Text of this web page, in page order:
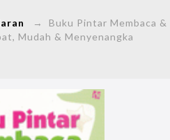
→ Buku Pintar Membaca &
Mudah & Menyenangka